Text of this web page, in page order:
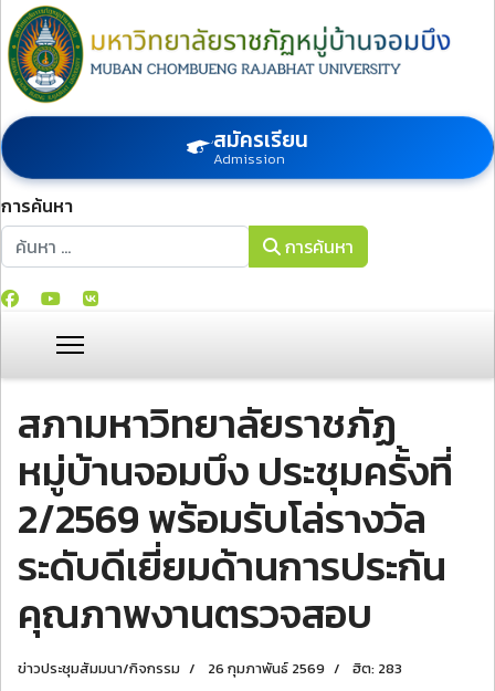
สมัครเรียน
Admission
การค้นหา
การค้นหา
การค้นหา
สภามหาวิทยาลัยราชภัฏ
หมู่บ้านจอมบึง ประชุมครั้งที่
2/2569 พร้อมรับโล่รางวัล
ระดับดีเยี่ยมด้านการประกัน
คุณภาพงานตรวจสอบ
ข่าวประชุมสัมมนา/กิจกรรม 26 กุมภาพันธ์ 2569 ฮิต: 283